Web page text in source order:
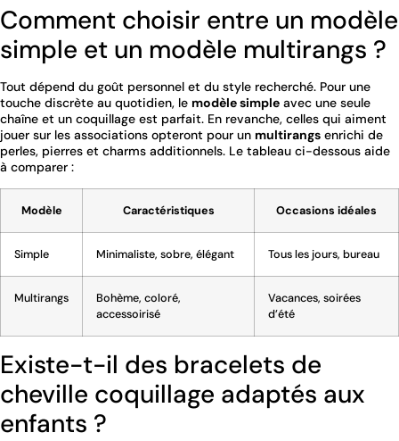
Comment choisir entre un modèle
simple et un modèle multirangs ?
Tout dépend du goût personnel et du style recherché. Pour une
touche discrète au quotidien, le modèle simple avec une seule
chaîne et un coquillage est parfait. En revanche, celles qui aiment
jouer sur les associations opteront pour un multirangs enrichi de
perles, pierres et charms additionnels. Le tableau ci-dessous aide
à comparer :
Modèle Caractéristiques Occasions idéales
Simple Minimaliste, sobre, élégant Tous les jours, bureau
Multirangs
Bohème, coloré,
accessoirisé
Vacances, soirées
d’été
Existe-t-il des bracelets de
cheville coquillage adaptés aux
enfants ?